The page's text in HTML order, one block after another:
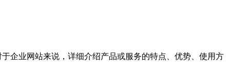
企业网站来说，详细介绍产品或服务的特点、优势、使用方